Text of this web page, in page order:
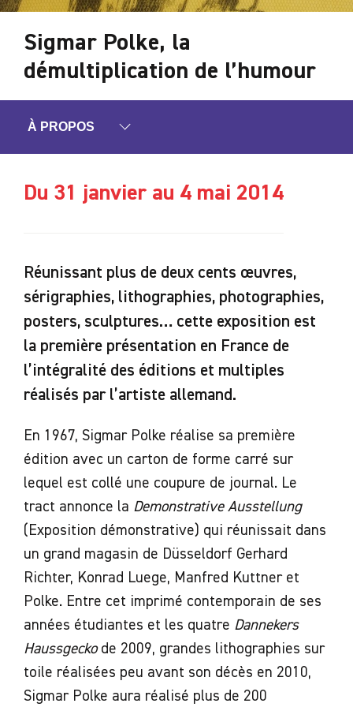
Sigmar Polke, la
démultiplication de l’humour
À PROPOS
Du 31 janvier au 4 mai 2014
Réunissant plus de deux cents œuvres,
sérigraphies, lithographies, photographies,
posters, sculptures… cette exposition est
la première présentation en France de
l’intégralité des éditions et multiples
réalisés par l’artiste allemand.
En 1967, Sigmar Polke réalise sa première
édition avec un carton de forme carré sur
lequel est collé une coupure de journal. Le
tract annonce la Demonstrative Ausstellung
(Exposition démonstrative) qui réunissait dans
un grand magasin de Düsseldorf Gerhard
Richter, Konrad Luege, Manfred Kuttner et
Polke. Entre cet imprimé contemporain de ses
années étudiantes et les quatre Dannekers
Haussgeckode 2009, grandes lithographies sur
toile réalisées peu avant son décès en 2010,
Sigmar Polke aura réalisé plus de 200